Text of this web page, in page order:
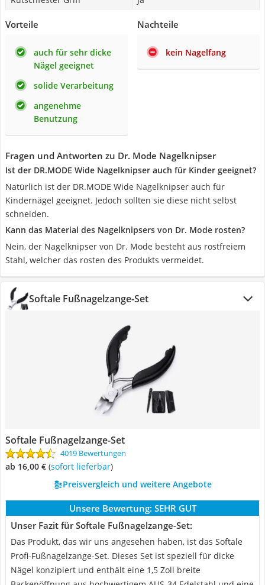
Vorteile
auch für sehr dicke
Nägel geeignet
solide Verarbeitung
angenehme
Benutzung
Nachteile
kein Nagelfang
Fragen und Antworten zu Dr. Mode Nagelknipser
Ist der DR.MODE Wide Nagelknipser auch für Kinder geeignet?
Natürlich ist der DR.MODE Wide Nagelknipser auch für
Kindernägel geeignet. Jedoch sollten sie diese nicht selbst
schneiden.
Kann das Material des Nagelknipsers von Dr. Mode rosten?
Nein, der Nagelknipser von Dr. Mode besteht aus rostfreiem
Stahl, welcher das rosten des Produkts vermeidet.
Softale Fußnagelzange-Set
Softale Fußnagelzange-Set
4019 Bewertungen
ab 16,00 € ( Sofort lieferbar)
Preisvergleich und weitere Angebote
Unsere Bewertung: SEHR GUT
Unser Fazit für Softale Fußnagelzange-Set:
Das Produkt, das wir uns angesehen haben, ist das Softale
Profi-Fußnagelzange-Set. Dieses Set ist speziell für dicke
Nägel konzipiert und enthält eine 1,5 Zoll breite